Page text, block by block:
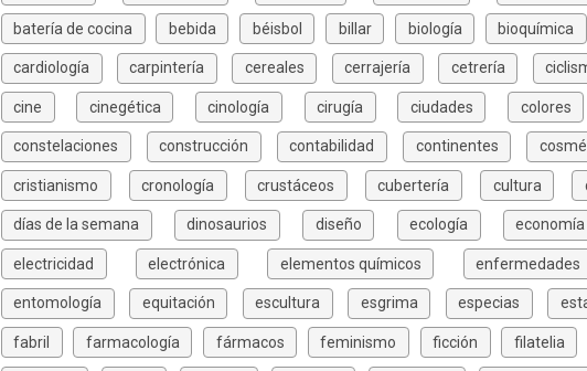
batería de cocina bebida béisbol billar biología bioquímica
cardiología carpintería cereales cerrajería cetrería
cine cinegética cinología cirugía ciudades colores
constelaciones construcción contabilidad continentes
cristianismo cronología crustáceos cubertería cultura
días de la semana dinosaurios diseño ecología economía
electricidad electrónica elementos químicos enfermedades
entomología equitación escultura esgrima especias
fabril farmacología fármacos feminismo ficción filatelia